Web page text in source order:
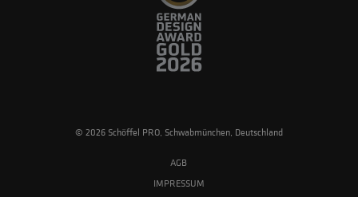
© 2026 Schöffel PRO, Schwabmünchen, Deutschland
AGB
IMPRESSUM